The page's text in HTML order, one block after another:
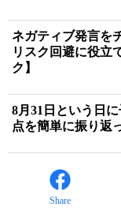
ネガティブ発言を
リスク回避に役立
ク】
8月31日という日
点を簡単に振り返
Share